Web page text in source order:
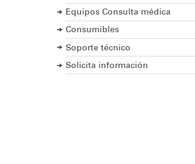
Equipos Consulta médica
Consumibles
Soporte técnico
Solicita información